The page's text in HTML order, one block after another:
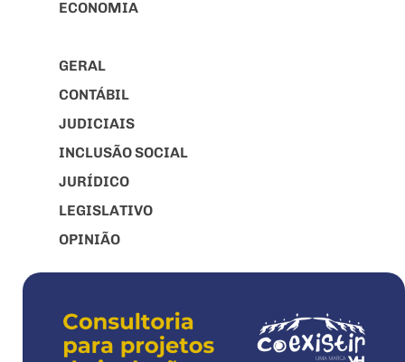
ECONOMIA
GERAL
CONTÁBIL
JUDICIAIS
INCLUSÃO SOCIAL
JURÍDICO
LEGISLATIVO
OPINIÃO